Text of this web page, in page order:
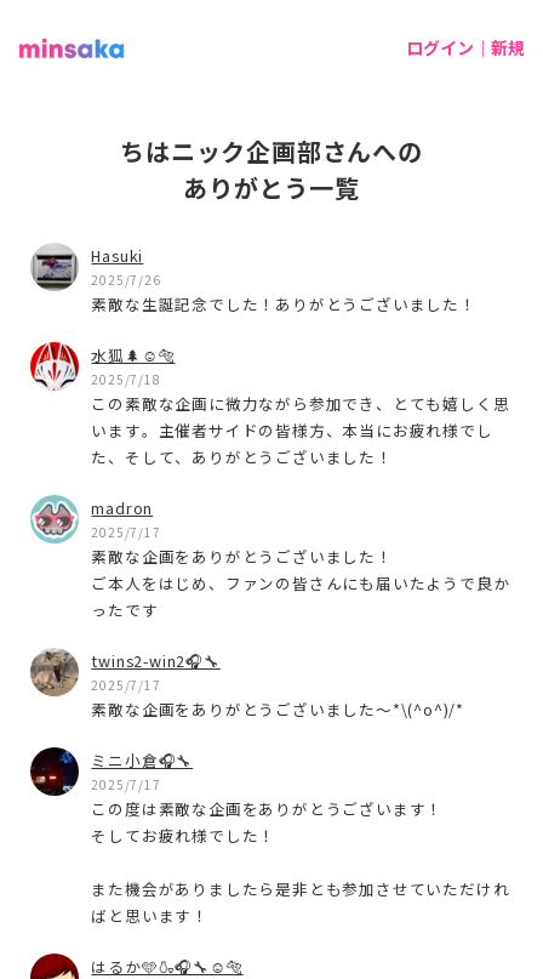
ログイン｜新規
ちはニック企画部さんへの
ありがとう一覧
Hasuki
2025/7/26
素敵な生誕記念でした！ありがとうございました！
水狐🌲☺️🐅
2025/7/18
この素敵な企画に微力ながら参加でき、とても嬉しく思
います。主催者サイドの皆様方、本当にお疲れ様でし
た、そして、ありがとうございました！
madron
2025/7/17
素敵な企画をありがとうございました！
ご本人をはじめ、ファンの皆さんにも届いたようで良か
ったです
twins2-win2🎧🔧
2025/7/17
素敵な企画をありがとうございました〜*\(^o^)/*
ミニ小倉🎧🔧
2025/7/17
この度は素敵な企画をありがとうございます！
そしてお疲れ様でした！
また機会がありましたら是非とも参加させていただけれ
ばと思います！
はるか🩵🍶🎧🔧☺️🐅